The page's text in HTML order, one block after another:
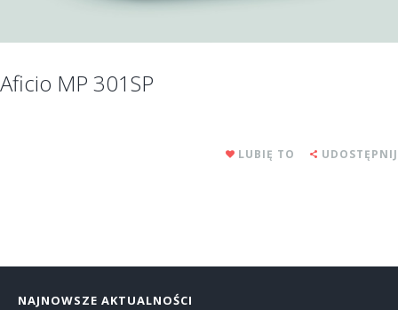
Aficio MP 301SP
LUBIĘ TO UDOSTĘPNIJ
NAJNOWSZE AKTUALNOŚCI